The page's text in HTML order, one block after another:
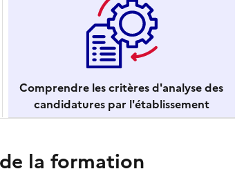
Comprendre les critères d'analyse des
candidatures par l'établissement
la formation